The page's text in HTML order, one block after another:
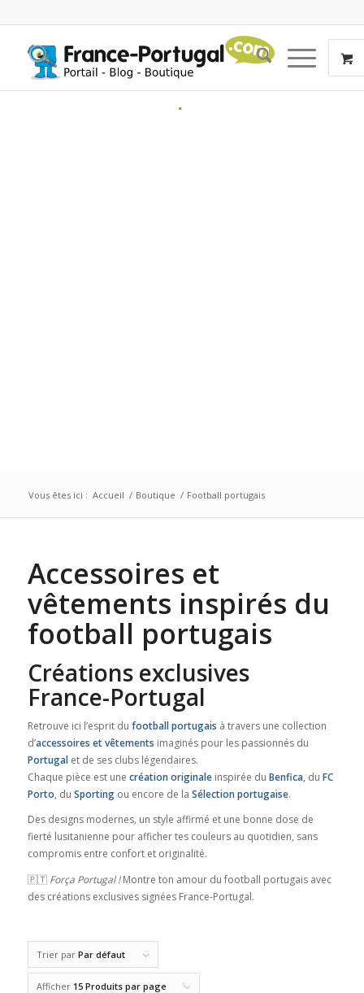
Vous êtes ici : Accueil / Boutique / Football portugais
Accessoires et
vêtements inspirés du
football portugais
Créations exclusives
France-Portugal
Retrouve ici l’esprit du football portugais à travers une collection
d’accessoires et vêtements imaginés pour les passionnés du
Portugalet de ses clubs légendaires.
Chaque pièce est une création originaleinspirée du Benfica, du FC
Porto, du Sportingou encore de la Sélection portugaise.
Des designs modernes, un style affirmé et une bonne dose de
fierté lusitanienne pour afficher tes couleurs au quotidien, sans
compromis entre confort et originalité.
🇵🇹 Força Portugal !Montre ton amour du football portugais avec
des créations exclusives signées France-Portugal.
Trier par Par défaut
Afficher 15 Produits par page